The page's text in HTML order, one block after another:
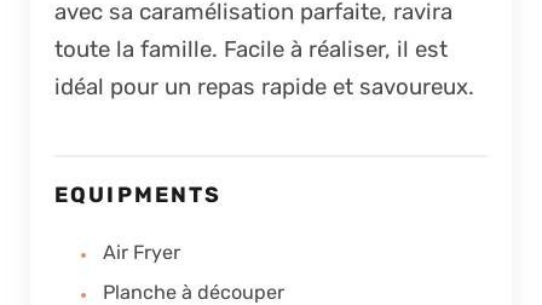
avec sa caramélisation parfaite, ravira
toute la famille. Facile à réaliser, il est
idéal pour un repas rapide et savoureux.
EQUIPMENTS
Air Fryer
Planche à découper